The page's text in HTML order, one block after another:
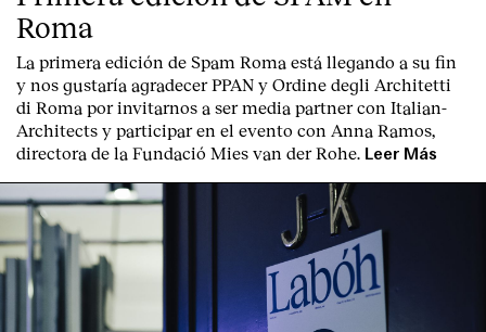
Roma
La primera edición de Spam Roma está llegando a su fin
y nos gustaría agradecer PPAN y Ordine degli Architetti
di Roma por invitarnos a ser media partner con Italian-
Architects y participar en el evento con Anna Ramos,
directora de la Fundació Mies van der Rohe. Leer Más